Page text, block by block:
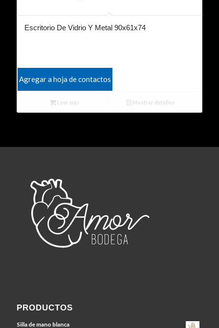
Escritorio De Vidrio Y Metal 90x61x74
Agregar a hoja de contactos
Leer más Mostrar detalles
PRODUCTOS
Silla de mano blanca